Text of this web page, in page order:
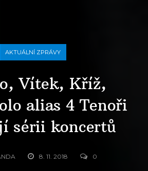
AKTUÁLNÍ ZPRÁVY
Vítek, Kříž,
alias 4 Tenoři
sérii koncertů
8. 11. 2018 0